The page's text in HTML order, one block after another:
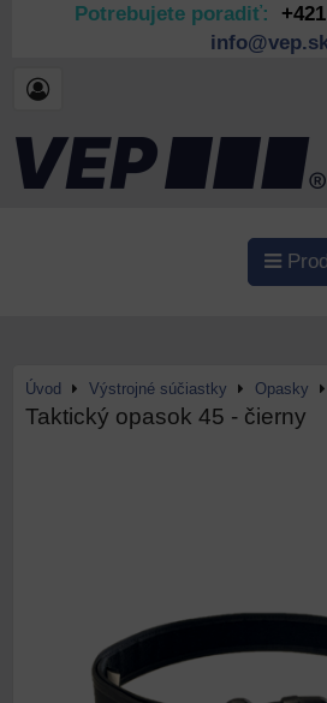
Potrebujete poradiť:
Úvod Výstrojné súčiastky Opasky
Taktický opasok 45 - čierny